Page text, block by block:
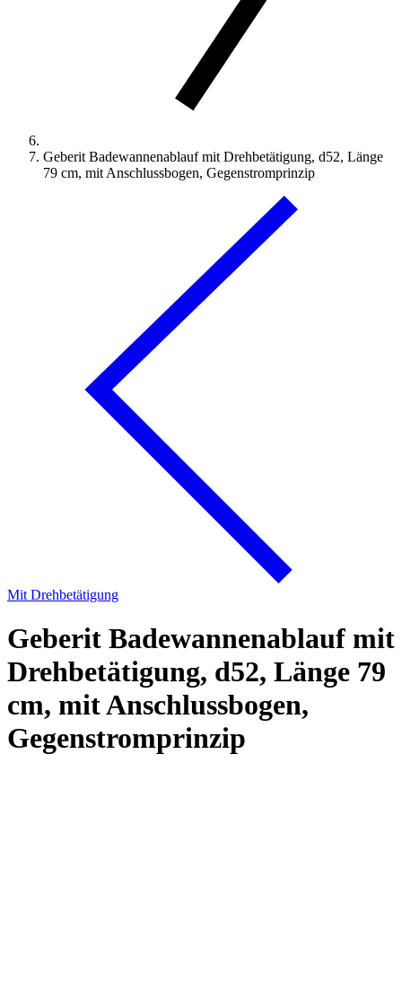
Geberit Badewannenablauf mit Drehbetätigung, d52, Länge
79 cm, mit Anschlussbogen, Gegenstromprinzip
Mit Drehbetätigung
Geberit Badewannenablauf mit
Drehbetätigung, d52, Länge 79
cm, mit Anschlussbogen,
Gegenstromprinzip